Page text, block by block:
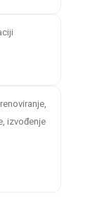
izvođenje